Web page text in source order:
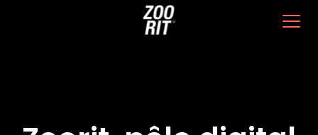
Skip
to
content